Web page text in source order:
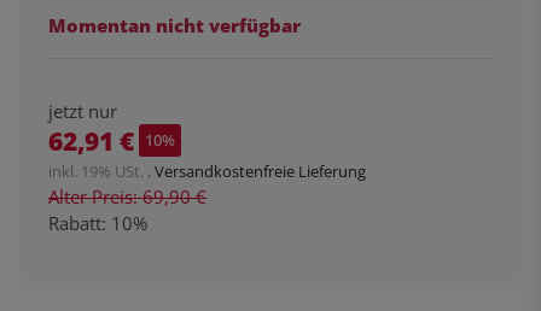
Momentan nicht verfügbar
jetzt nur
62,91 € 10%
inkl. 19% USt. , Versandkostenfreie Lieferung
Alter Preis: 69,90 €
Rabatt: 10%